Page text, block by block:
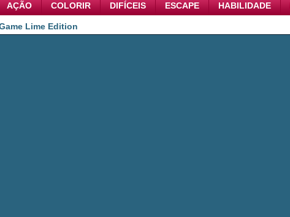
AÇÃO COLORIR DIFÍCEIS ESCAPE HABILIDADE
Lime Edition